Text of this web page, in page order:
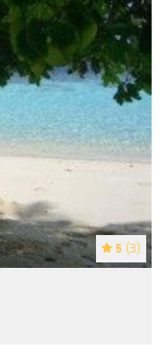
5 (3)